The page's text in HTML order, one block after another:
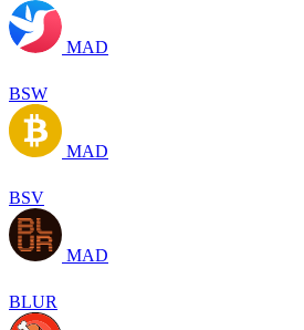
MAD
BSW
MAD
BSV
MAD
BLUR